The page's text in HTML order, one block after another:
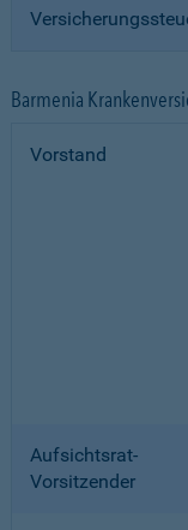
Barmenia
Vorstand
Aufsichtsrat-
Vorsitzender